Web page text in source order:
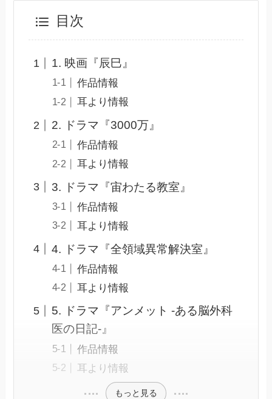
目次
1. 映画『辰巳』
作品情報
耳より情報
2. ドラマ『3000万』
作品情報
耳より情報
3. ドラマ『宙わたる教室』
作品情報
耳より情報
4. ドラマ『全領域異常解決室』
作品情報
耳より情報
5. ドラマ『アンメット -ある脳外科
医の日記-』
作品情報
耳より情報
もっと見る